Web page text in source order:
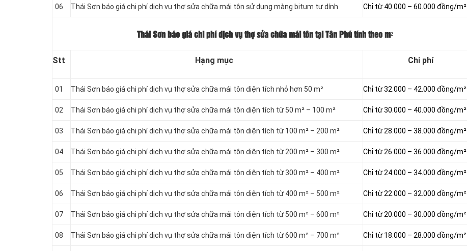
06 Thái Sơn báo giá chi phí dịch vụ thợ sửa chữa mái tôn sử dụng màng bitum tự dính Chỉ từ 40.000 – 60.000 đồng/m²
Thái Sơn báo giá chi phí dịch vụ thợ sửa chữa mái tôn tại Tân Phú tính theo m²
Stt Hạng mục Chi phí
01 Thái Sơn báo giá chi phí dịch vụ thợ sửa chữa mái tôn diện tích nhỏ hơn 50 m² Chỉ từ 32.000 – 42.000 đồng/m²
02 Thái Sơn báo giá chi phí dịch vụ thợ sửa chữa mái tôn diện tích từ 50 m² – 100 m² Chỉ từ 30.000 – 40.000 đồng/m²
03 Thái Sơn báo giá chi phí dịch vụ thợ sửa chữa mái tôn diện tích từ 100 m² – 200 m² Chỉ từ 28.000 – 38.000 đồng/m²
04 Thái Sơn báo giá chi phí dịch vụ thợ sửa chữa mái tôn diện tích từ 200 m² – 300 m² Chỉ từ 26.000 – 36.000 đồng/m²
05 Thái Sơn báo giá chi phí dịch vụ thợ sửa chữa mái tôn diện tích từ 300 m² – 400 m² Chỉ từ 24.000 – 34.000 đồng/m²
06 Thái Sơn báo giá chi phí dịch vụ thợ sửa chữa mái tôn diện tích từ 400 m² – 500 m² Chỉ từ 22.000 – 32.000 đồng/m²
07 Thái Sơn báo giá chi phí dịch vụ thợ sửa chữa mái tôn diện tích từ 500 m² – 600 m² Chỉ từ 20.000 – 30.000 đồng/m²
08 Thái Sơn báo giá chi phí dịch vụ thợ sửa chữa mái tôn diện tích từ 600 m² – 700 m² Chỉ từ 18.000 – 28.000 đồng/m²